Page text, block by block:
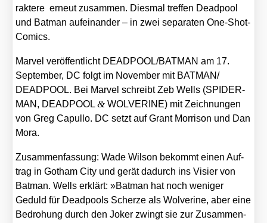
rak­te­re erneut zusam­men. Dies­mal tref­fen Dead­pool
und Bat­man auf­ein­an­der – in zwei sepa­ra­ten One-Shot-
Comics.
Mar­vel ver­öf­fent­licht DEADPOOL/​BATMAN am 17.
Sep­tem­ber, DC folgt im Novem­ber mit BATMAN/​
DEADPOOL. Bei Mar­vel schreibt Zeb Wells (SPIDER-
MAN, DEADPOOL& WOLVERINE) mit Zeich­nun­gen
von Greg Capul­lo. DC setzt auf Grant Mor­ri­son und Dan
Mora.
Zusam­men­fas­sung: Wade Wil­son bekommt einen Auf­
trag in Got­ham City und gerät dadurch ins Visier von
Bat­man. Wells erklärt: »Bat­man hat noch weni­ger
Geduld für Dead­pools Scher­ze als Wol­veri­ne, aber eine
Bedro­hung durch den Joker zwingt sie zur Zusam­men­